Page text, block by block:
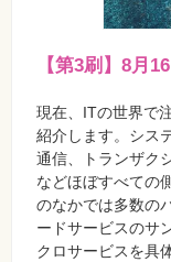
【第3刷】8月
現在、ITの世界で
紹介します。シス
通信、トランザク
などほぼすべての
のなかでは多数の
ードサービスのサ
クロサービスを具